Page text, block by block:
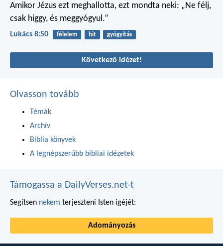
Amikor Jézus ezt meghallotta, ezt mondta neki: „Ne félj,
csak higgy, és meggyógyul.”
Lukács 8:50 félelem hit gyógyítás
Következő idézet!
Olvasson tovább
Témák
Archív
Biblia könyvek
A legnépszerűbb bibliai idézetek
Támogassa a DailyVerses.net-t
Segítsen nekem terjeszteni Isten igéjét:
Adományozás